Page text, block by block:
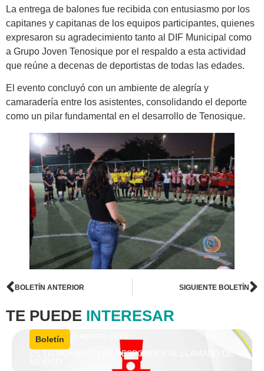
La entrega de balones fue recibida con entusiasmo por los
capitanes y capitanas de los equipos participantes, quienes
expresaron su agradecimiento tanto al DIF Municipal como
a Grupo Joven Tenosique por el respaldo a esta actividad
que reúne a decenas de deportistas de todas las edades.
El evento concluyó con un ambiente de alegría y
camaradería entre los asistentes, consolidando el deporte
como un pilar fundamental en el desarrollo de Tenosique.
BOLETÍN ANTERIOR SIGUIENTE BOLETÍN
TE PUEDE INTERESAR
Boletín
ES TU MOMENTO DE RESPONDER AL LLAMADO DE